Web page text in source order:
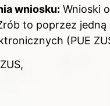
wniosku: Wnioski
to poprzez jedną
(PUE